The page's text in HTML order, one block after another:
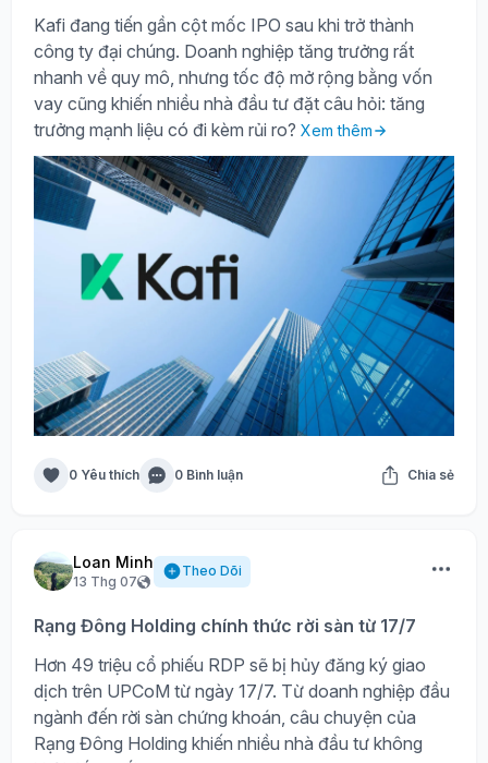
Kafi đang tiến gần cột mốc IPO sau khi trở thành
công ty đại chúng. Doanh nghiệp tăng trưởng rất
nhanh về quy mô, nhưng tốc độ mở rộng bằng vốn
vay cũng khiến nhiều nhà đầu tư đặt câu hỏi: tăng
trưởng mạnh liệu có đi kèm rủi ro? Xem thêm
0 Yêu thích 0 Bình luận Chia sẻ
Loan Minh
13 Thg 07
Theo Dõi
Rạng Đông Holding chính thức rời sàn từ 17/7
Hơn 49 triệu cổ phiếu RDP sẽ bị hủy đăng ký giao
dịch trên UPCoM từ ngày 17/7. Từ doanh nghiệp đầu
ngành đến rời sàn chứng khoán, câu chuyện của
Rạng Đông Holding khiến nhiều nhà đầu tư không